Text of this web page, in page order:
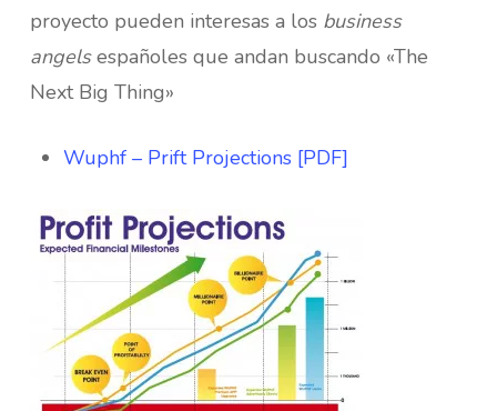
proyecto pueden interesas a los business
angelsespañoles que andan buscando «The
Next Big Thing»
Wuphf – Prift Projections [PDF]